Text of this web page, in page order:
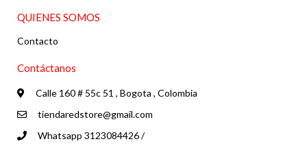
QUIENES SOMOS
Contacto
Contáctanos
Calle 160 # 55c 51 , Bogota , Colombia
tiendaredstore@gmail.com
Whatsapp 3123084426 /